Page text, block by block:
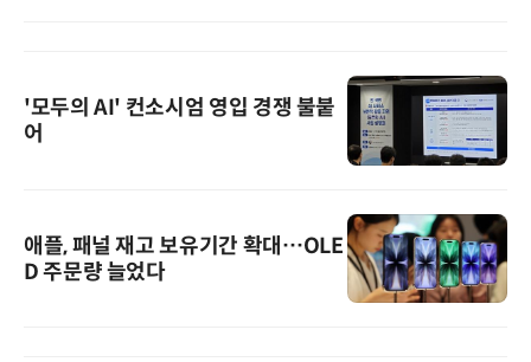
'모두의 AI' 컨소시엄 영입 경쟁 불붙
어
애플, 패널 재고 보유기간 확대…OLE
D 주문량 늘었다